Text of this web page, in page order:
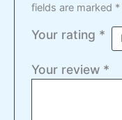
fields are marked *
Your rating *
Your review *